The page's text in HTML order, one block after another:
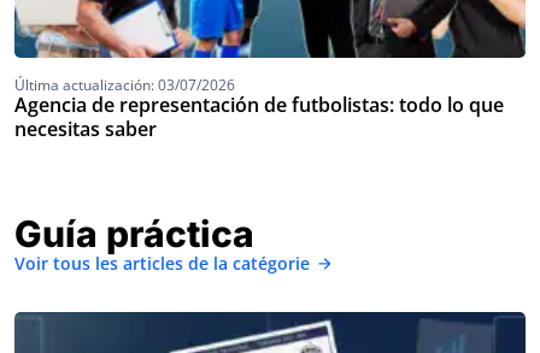
Última actualización: 03/07/2026
Agencia de representación de futbolistas: todo lo que
necesitas saber
Guía práctica
Voir tous les articles de la catégorie